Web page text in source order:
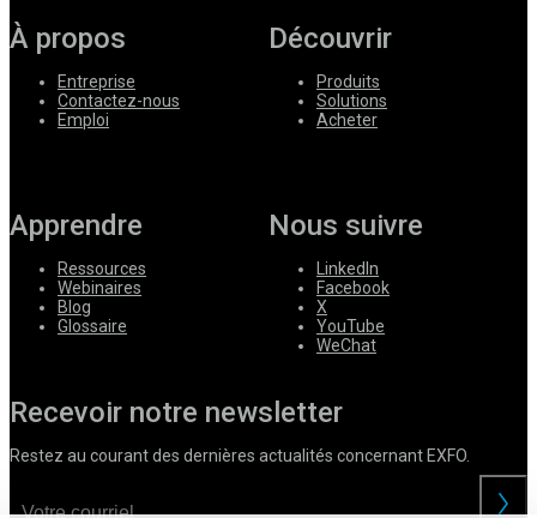
À propos
Entreprise
Contactez-nous
Emploi
Découvrir
Produits
Solutions
Acheter
Apprendre
Ressources
Webinaires
Blog
Glossaire
Nous suivre
LinkedIn
Facebook
X
YouTube
WeChat
Recevoir notre newsletter
Restez au courant des dernières actualités concernant EXFO.